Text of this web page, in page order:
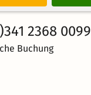
2368 0099
Buchung